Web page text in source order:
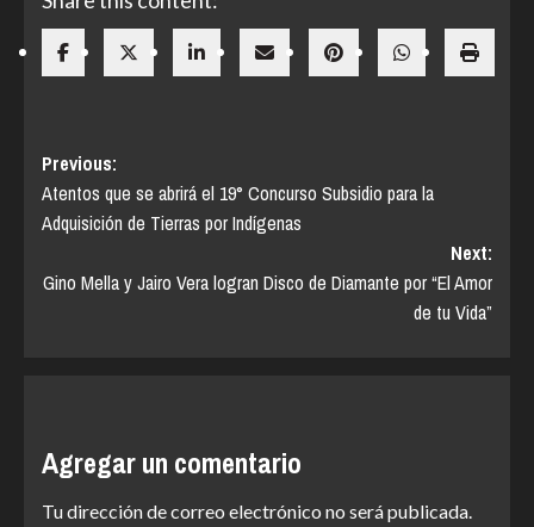
Navegación
de
entradas
Previous:
Atentos que se abrirá el 19° Concurso Subsidio para la
Adquisición de Tierras por Indígenas
Next:
Gino Mella y Jairo Vera logran Disco de Diamante por “El Amor
de tu Vida”
Agregar un comentario
Tu dirección de correo electrónico no será publicada.